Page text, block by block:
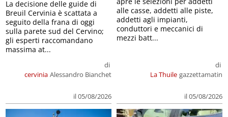
cervinia
di
Alessandro Bianchet
il 05/08/2026
La decisione delle guide di
Breuil Cervinia è scattata a
seguito della frana di oggi
sulla parete sud del Cervino;
gli esperti raccomandano
massima at...
La Thuile
di
gazzettamatin
il 05/08/2026
alle casse, addetti alle piste,
addetti agli impianti,
conduttori e meccanici di
mezzi batt...